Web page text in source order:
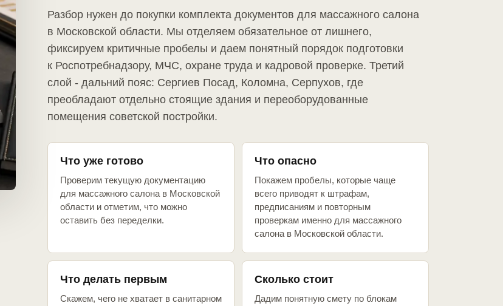
Разбор нужен до покупки комплекта документов для массажного салона
в Московской области. Мы отделяем обязательное от лишнего,
фиксируем критичные пробелы и даем понятный порядок подготовки
к Роспотребнадзору, МЧС, охране труда и кадровой проверке. Третий
слой - дальний пояс: Сергиев Посад, Коломна, Серпухов, где
преобладают отдельно стоящие здания и переоборудованные
помещения советской постройки.
Что уже готово
Проверим текущую документацию
для массажного салона в Московской
области и отметим, что можно
оставить без переделки.
Что опасно
Покажем пробелы, которые чаще
всего приводят к штрафам,
предписаниям и повторным
проверкам именно для массажного
салона в Московской области.
Что делать первым
Скажем, чего не хватает в санитарном
Сколько стоит
Дадим понятную смету по блокам